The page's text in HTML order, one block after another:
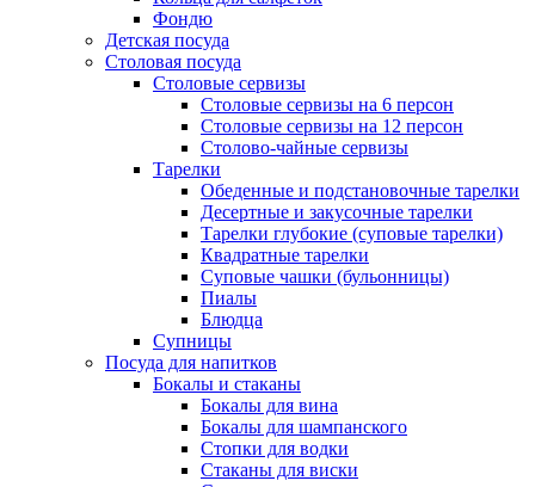
Фондю
Детская посуда
Столовая посуда
Столовые сервизы
Столовые сервизы на 6 персон
Столовые сервизы на 12 персон
Столово-чайные сервизы
Тарелки
Обеденные и подстановочные тарелки
Десертные и закусочные тарелки
Тарелки глубокие (суповые тарелки)
Квадратные тарелки
Суповые чашки (бульонницы)
Пиалы
Блюдца
Супницы
Посуда для напитков
Бокалы и стаканы
Бокалы для вина
Бокалы для шампанского
Стопки для водки
Стаканы для виски